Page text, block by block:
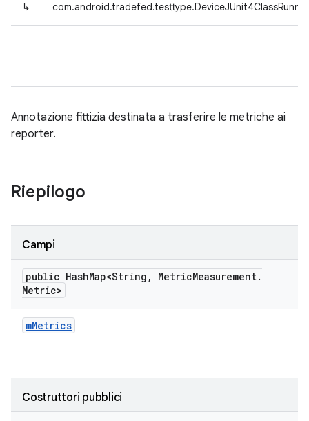
↳
Annotazione fittizia destinata a trasferire le metriche ai
reporter.
Riepilogo
Campi
public HashMap<String , MetricMeasurement.
Metric>
mMetrics
Costruttori pubblici